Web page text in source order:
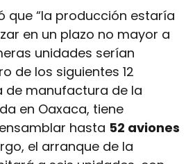
que “la producción estaría
en un plazo no mayor a
unidades serían
de los siguientes 12
de manufactura de la
en Oaxaca, tiene
hasta 52 aviones
el arranque de la